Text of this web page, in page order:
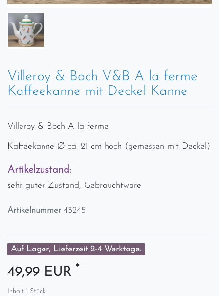
Villeroy & Boch V&B A la ferme
Kaffeekanne mit Deckel Kanne
Villeroy & Boch A la ferme
Kaffeekanne Ø ca. 21 cm hoch (gemessen mit Deckel)
Artikelzustand:
sehr guter Zustand, Gebrauchtware
Artikelnummer 43245
Auf Lager, Lieferzeit 2-4 Werktage.
49,99 EUR *
Inhalt 1 Stück